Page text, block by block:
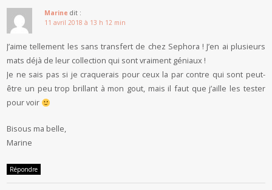
Marine dit :
11 avril 2018 à 13 h 12 min
J’aime tellement les sans transfert de chez Sephora ! J’en ai plusieurs
mats déjà de leur collection qui sont vraiment géniaux !
Je ne sais pas si je craquerais pour ceux la par contre qui sont peut-
être un peu trop brillant à mon gout, mais il faut que j’aille les tester
pour voir
Bisous ma belle,
Marine
Répondre